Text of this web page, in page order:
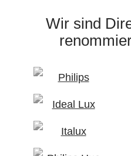
Wir sind